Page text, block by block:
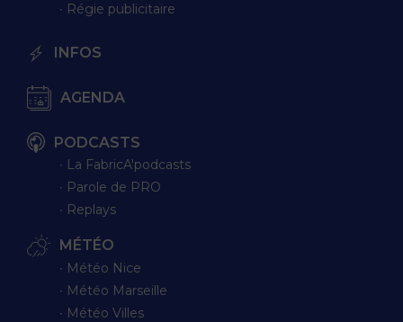
∙ Régie publicitaire
INFOS
AGENDA
PODCASTS
∙ La FabricA'podcasts
∙ Parole de PRO
∙ Replays
MÉTÉO
∙ Météo Nice
∙ Météo Marseille
∙ Météo Villes